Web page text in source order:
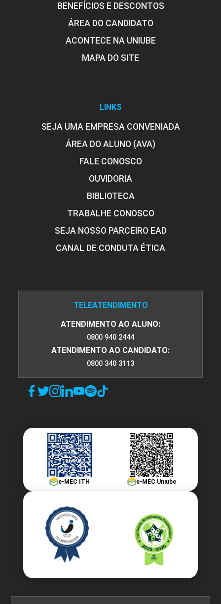
BENEFÍCIOS E DESCONTOS
ÁREA DO CANDIDATO
ACONTECE NA UNIUBE
MAPA DO SITE
LINKS
SEJA UMA EMPRESA CONVENIADA
ÁREA DO ALUNO (AVA)
FALE CONOSCO
OUVIDORIA
BIBLIOTECA
TRABALHE CONOSCO
SEJA NOSSO PARCEIRO EAD
CANAL DE CONDUTA ÉTICA
TELEATENDIMENTO
ATENDIMENTO AO ALUNO:
0800 940 2444
ATENDIMENTO AO CANDIDATO:
0800 340 3113
e-MEC ITH e-MEC Uniube